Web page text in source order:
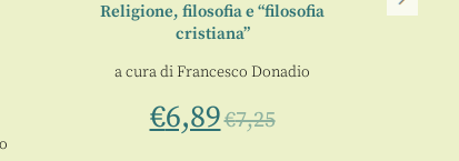
Religione, filosofia e “filosofia
cristiana”
a cura diFrancesco Donadio
€6,89€7,25